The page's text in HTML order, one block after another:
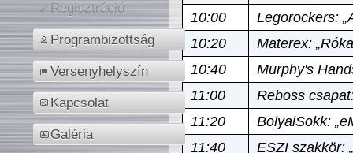
Regisztráció
Programbizottság
Versenyhelyszín
Kapcsolat
Galéria
10:00
Legorockers:
10:20
Materex:
10:40
Murphy's
11:00
Reboss
11:20
BolyaiSokk:
11:40
ESZI szakkör: